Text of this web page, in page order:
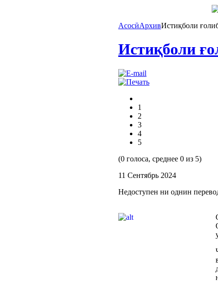
АсосӣАрхивИстиқболи
Истиқболи
1
2
3
4
5
(0 голоса, среднее 0 из 5)
11 Сентябрь 2024
Недоступен ни однин